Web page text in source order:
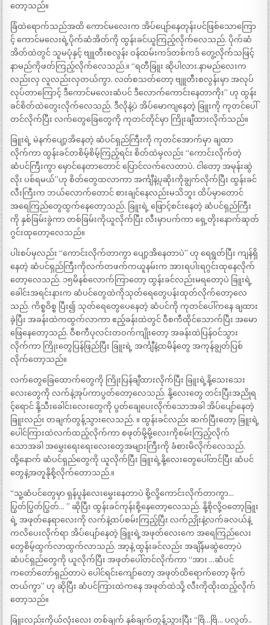
တော့သည်။
ခြံထဲရောက်သည်အထိ ကောင်မလေးက အိပ်ပျော်နေတုန်းပင်ဖြစ်သောကြော
င့် ကောင်မလေးရဲ့ပိုက်ဆံအိတ်ကို ထွန်းခင်ယူကြည့်လိုက်လေသည်. ပိုက်ဆံ
အိတ်ထဲတွင် သူမပုံနှင့် ဗျူတီးစလွန်း ဝန်ထမ်းကဒ်တစ်ကဒ် တွေ့လိုက်သဖြင့်
နာမည်ကိုဖတ်ကြည့်လိုက်လေသည်.။ “ရတီခြူး ဆိုပါလား.နာမည်လေးက
လည်းလှ လူလည်းလှတယ်ကွာ. လတ်စသတ်တော့ ဗျူတီးစလွန်းမှာ အလုပ်
လုပ်တာကြောင့် ဒီကောင်မလေးဆံပင် ဒီလောက်ကောင်းနေတာကိုး” ဟု ထွန်း
ခင်စိတ်ထဲတွေးလိုက်လေသည်. ဒီလိုနဲ့ပဲ အိပ်မောကျနေတဲ့ ခြူးကို ကုတင်ပေါ်
တင်လိုက်ပြီး လက်တွေခြေတွေကို ကုတင်တိုင်မှာ ကြိုးချီထားလိုက်သည်။
ခြူးရဲ့ မဲနက်ပျော့အိနေတဲ့ ဆံပင်ရှည်ကြီးကို ကုတင်အောက်မှာ ချထာ
လိုက်ကာ ထွန်းခင်တစိမ့်စိမ့်ကြည့်ရင်း စိတ်ထဲမှလည်း “ကောင်းလိုက်တဲ့
ဆံပင်ကြီးကွာ မှောင်နေတာတောင် ပြောင်လက်လေတာပဲ. ငါတော့ အမုန်းဆွဲ
လိုး ပစ်ရမယ်”ဟု စိတ်တွေထလာကာ အင်္ကျီနဲ့ပုဆိုးကိုချွက်လိုက်ပြီး ထွန်းခင်
လီးကြီးက ဘယ်လောက်တောင် စားချင်နေလည်းမသိဘူး ထိပ်မှာတောင်
အရေကြည်တွေထွက်နေတော့သည်. ခြူးရဲ့ ဖြောင့်စင်းနေတဲ့ ဆံပင်ရှည်ကြီး
ကို နှစ်ခြမ်းခွဲကာ တစ်ခြမ်းကိုယူလိုက်ပြီး လီးမှာပက်ကာ ရှေ့တိုးနောက်ဆုတ်
ဂွင်းထုတော့လေသည်။
ပါးစပ်မှလည်း “ကောင်းလိုက်တာကွာ ပျော့အိနေတာပဲ” ဟု ရေရွတ်ပြီး ကျန်ရှိ
နေတဲ့ ဆံပင်ရှည်ကြီးကိုလက်တဖက်ကယူနမ်းက အားရပါးရဂွင်းထုနေလိုက်
တော့လေသည်. ၁၅မိနစ်လောက်ကြာတော့ ထွန်းခင်လည်းမရတော့ပဲ ခြူးရဲ့
ခေါင်းအရင်းနားက ဆံပင်တွေထဲကိုသုတ်ရေတွေပန်းထုတ်လိုက်တော့လေ
သည်. ကိစ္စဝိစ္စ ပြီး၍ သုတ်ရေတွေပေနေတဲ့ ဆံပင်ကို ကုတင်ပေါ်ကနေ ချထား
ခဲ့ပြီး အခန်းထဲကထွက်လာကာ ဧည့်ခန်းထဲတွင် ဝီစကီထိုင်သောက်ပြီး အမော
ဖြေနေတော့သည်. ဝီစကီပုလင်းတဝက်ကျိုးတော့ အခန်းထဲပြန်ဝင်သွား
လိုက်ကာ ကြိုးတွေပြန်ဖြည်ပြီး ခြူးရဲ့ အင်္ကျီနဲ့ထမိန်တွေ အကုန်ချွတ်ပြစ်
လိုက်တော့သည်။
လက်တွေခြေထောက်တွေကို ကြိုးပြန်ချီထားလိုက်ပြီး ခြူးရဲ့နို့သေးသေး
လေးတွေကို လက်နဲ့အုပ်ကာပွတ်တော့လေသည်. နို့လေးတွေ တင်းပြီးအညိုရ
င့်ရောင် နို့သီးခေါင်းလေးတွေကို ပွတ်ချေပေးလိုက်သောအခါ အိပ်ပျော်နေတဲ့
ခြူးလည်း တချက်တွန့်သွားလေသည်. ။ ထွန်းခင်လည်း ဆက်ပြီးတော့ ခြူးရဲ့
ပေါင်ကြားထဲလက်ထည့်လိုက်ကာ စဖုတ်မို့မို့လေးကိုစမ်းကြည့်လိုက်
သောအခါ အမွှေးရေးရေးလေးတွေအများကြီးကို ခံစားမိလိုက်လေသည်.
ထို့နောက် ဆံပင်ရှည်တွေကို ယူလိုက်ပြီး ခြူးရဲ့နို့လေးတွေပေါ်တင်ပြီး ဆံပင်
တွေနဲ့အတူနိုစို့လိုက်တောသည်.။
“သူ့ဆံပင်တွေမှာ ရှန်ပူနံလေးမွှေးနေတာပဲ စို့လို့ကောင်းလိုက်တာကွာ…
ပြွတ်ပြွတ်ပြွတ်… ” ဆိုပြီး ထွန်းခင်ကုန်းစို့နေတော့လေသည်. နို့စိုလို့ဝတော့ခြူး
ရဲ့ အဖုတ်နေရာလေးကို လက်နဲ့ထပ်စမ်းကြည့်ပြီး လက်ညှိုးနဲ့လက်ခလယ်နဲ့
ကလိပေးလိုက်ရာ အိပ်ပျော်နေတဲ့ ခြူးရဲ့အဖုတ်လေးကေ အရေကြည်လေး
တွေစိမ့်ထွက်လာထွက်လာသည်. အာ့နဲ့ ထွန်းခင်လည်း အချိန်မဆွဲတော့ပဲ
ဆံပင်ရှည်တွေကို ယူလိုက်ပြီး အဖုတ်ပေါ်တင်လိုက်ကာ “အား …ဆံပင်
ကတော်တော်ရှည်တာပဲ ပေါင်ရင်းကျော်တော့ အဖုတ်ထိရောက်တော့ မိုက်
တယ်ကွာ” ဟု ဆိုပြီး ဆံပင်ကြားထဲကနေ အဖုတ်ထဲသို့ လီးကိုထိုးထည့်လိုက်
တော့သည်။
ခြူးလည်းကိုယ်လုံးလေး တစ်ချက် နှစ်ချက်တွန့်သွားပြီး “ဗြိ…ဗြိ… ပလွတ်..